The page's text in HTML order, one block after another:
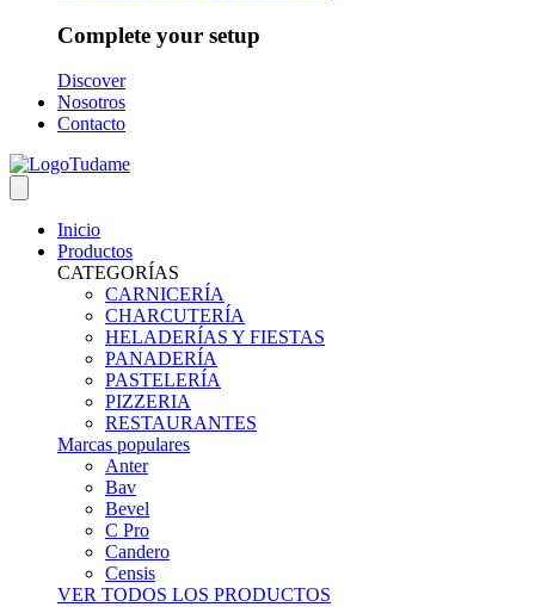
Complete your setup
Discover
Nosotros
Contacto
Inicio
Productos
CATEGORÍAS
CARNICERÍA
CHARCUTERÍA
HELADERÍAS Y FIESTAS
PANADERÍA
PASTELERÍA
PIZZERIA
RESTAURANTES
Marcas populares
Anter
Bav
Bevel
C Pro
Candero
Censis
VER TODOS LOS PRODUCTOS